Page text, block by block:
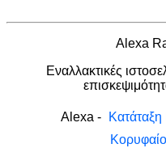
Alexa
Εναλλακτικές
Alexa - Κατάταξη